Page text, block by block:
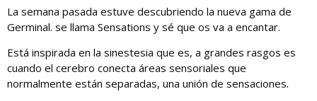
La semana pasada estuve descubriendo la nueva gama de
Germinal. se llama Sensations y sé que os va a encantar.
Está inspirada en la sinestesia que es, a grandes rasgos es
cuando el cerebro conecta áreas sensoriales que
normalmente están separadas, una unión de sensaciones.